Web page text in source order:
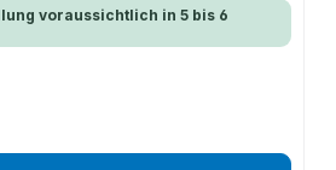
voraussichtlich in 5 bis 6